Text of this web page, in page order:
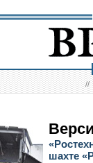
//
шахте